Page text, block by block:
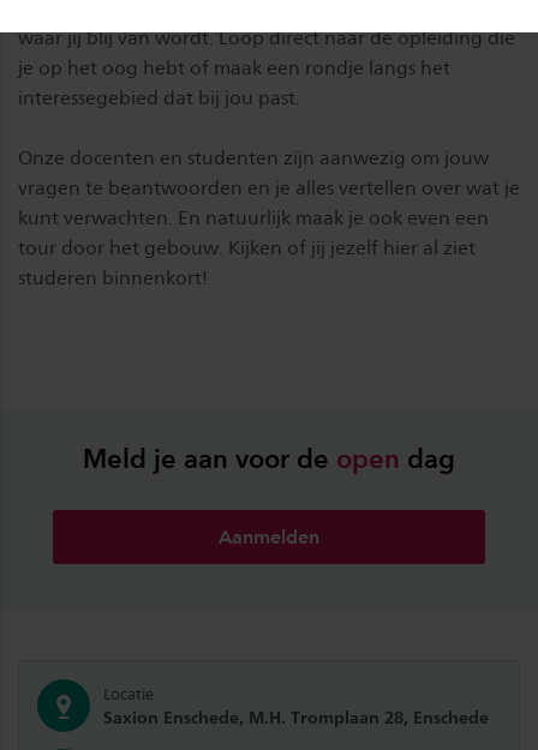
waar jij blij van wordt. Loop direct naar de opleiding die
je op het oog hebt of maak een rondje langs het
interessegebied dat bij jou past.
Onze docenten en studenten zijn aanwezig om jouw
vragen te beantwoorden en je alles vertellen over wat je
kunt verwachten. En natuurlijk maak je ook even een
tour door het gebouw. Kijken of jij jezelf hier al ziet
studeren binnenkort!
Meld je aan voor de open dag
Aanmelden
Locatie
Saxion Enschede, M.H. Tromplaan 28, Enschede